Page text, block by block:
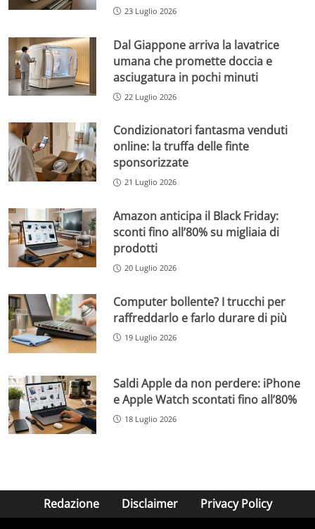
23 Luglio 2026
Dal Giappone arriva la lavatrice
umana che promette doccia e
asciugatura in pochi minuti
22 Luglio 2026
Condizionatori fantasma venduti
online: la truffa delle finte
sponsorizzate
21 Luglio 2026
Amazon anticipa il Black Friday:
sconti fino all’80% su migliaia di
prodotti
20 Luglio 2026
Computer bollente? I trucchi per
raffreddarlo e farlo durare di più
19 Luglio 2026
Saldi Apple da non perdere: iPhone
e Apple Watch scontati fino all’80%
18 Luglio 2026
Redazione Disclaimer Privacy Policy